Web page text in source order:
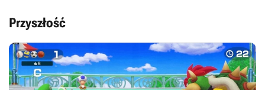
Przyszłość